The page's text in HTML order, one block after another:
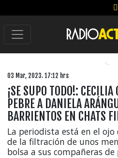
03 Mar, 2023. 17:12 hrs
¡SE SUPO TODO!:
PEBRE A DANIELA
BARRIENTOS EN CHATS
La periodista está en el ojo
de la filtración de unos
bolsa a sus compañeras